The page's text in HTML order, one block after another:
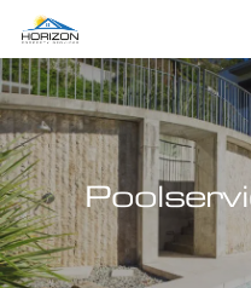
Hit enter to search or